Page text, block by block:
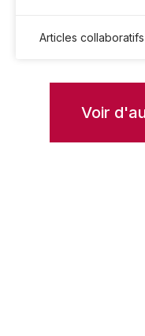
Articles collaboratifs
Voir